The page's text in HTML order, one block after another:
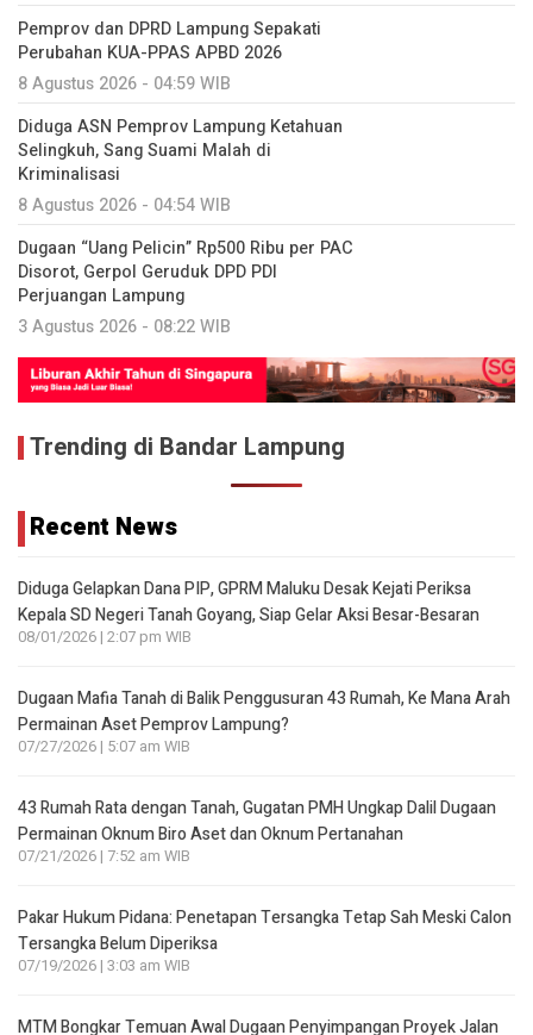
Pemprov dan DPRD Lampung Sepakati
Perubahan KUA-PPAS APBD 2026
8 Agustus 2026 - 04:59 WIB
Diduga ASN Pemprov Lampung Ketahuan
Selingkuh, Sang Suami Malah di
Kriminalisasi
8 Agustus 2026 - 04:54 WIB
Dugaan “Uang Pelicin” Rp500 Ribu per PAC
Disorot, Gerpol Geruduk DPD PDI
Perjuangan Lampung
3 Agustus 2026 - 08:22 WIB
Trending di Bandar Lampung
Recent News
Diduga Gelapkan Dana PIP, GPRM Maluku Desak Kejati Periksa
Kepala SD Negeri Tanah Goyang, Siap Gelar Aksi Besar-Besaran
08/01/2026 | 2:07 pm WIB
Dugaan Mafia Tanah di Balik Penggusuran 43 Rumah, Ke Mana Arah
Permainan Aset Pemprov Lampung?
07/27/2026 | 5:07 am WIB
43 Rumah Rata dengan Tanah, Gugatan PMH Ungkap Dalil Dugaan
Permainan Oknum Biro Aset dan Oknum Pertanahan
07/21/2026 | 7:52 am WIB
Pakar Hukum Pidana: Penetapan Tersangka Tetap Sah Meski Calon
Tersangka Belum Diperiksa
07/19/2026 | 3:03 am WIB
MTM Bongkar Temuan Awal Dugaan Penyimpangan Proyek Jalan